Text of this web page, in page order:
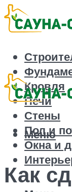
Кровля
Печи
Стены
Пол и
Окна и
Меню
Как